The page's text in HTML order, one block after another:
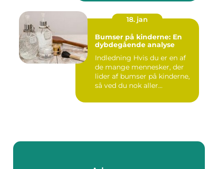
18. jan
Bumser på kinderne: En
dybdegående analyse
Indledning Hvis du er en af
de mange mennesker, der
lider af bumser på kinderne,
så ved du nok aller...